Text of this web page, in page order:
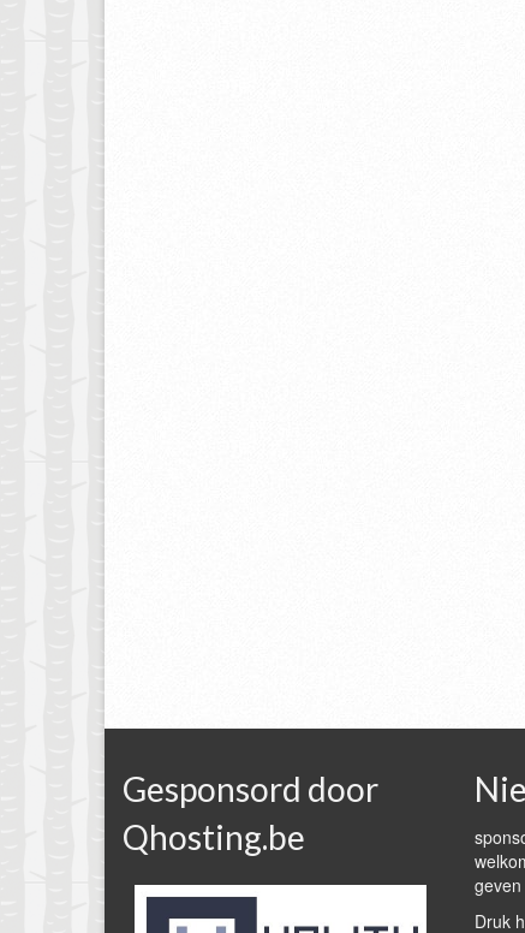
Gesponsord door
Qhosting.be
Druk